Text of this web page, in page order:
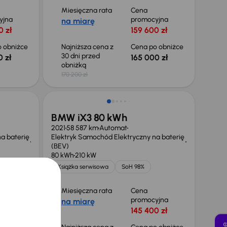
zł
obniżce
zł
Miesięczna rata
na miarę
Cena
promocyjna
159 600 zł
Najniższa cena z
30 dni przed
obniżką
170 200 zł
Cena po obniżce
165 000 zł
baterię
Świeżo skupione
BMW iX3 80 kWh
202158 587 kmAutomat
Elektryk Samochód Elektryczny na baterię
(BEV)
80 kWh210 kW
Książka serwisowa SoH 98%
Miesięczna rata
na miarę
Cena
promocyjna
145 400 zł